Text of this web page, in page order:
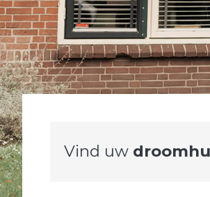
Vind uw